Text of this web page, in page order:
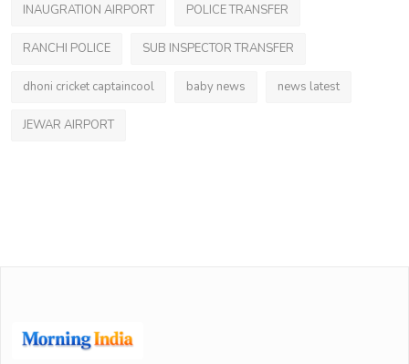
INAUGRATION AIRPORT POLICE TRANSFER
RANCHI POLICE SUB INSPECTOR TRANSFER
dhoni cricket captaincool baby news news latest
JEWAR AIRPORT